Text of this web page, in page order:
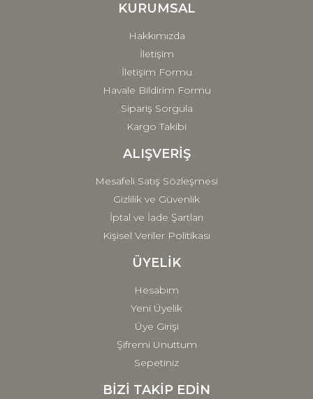
KURUMSAL
Hakkımızda
İletişim
İletişim Formu
Havale Bildirim Formu
Sipariş Sorgula
Kargo Takibi
ALIŞVERİŞ
Mesafeli Satış Sözleşmesi
Gizlilik ve Güvenlik
İptal ve İade Şartları
Kişisel Veriler Politikası
ÜYELİK
Hesabım
Yeni Üyelik
Üye Girişi
Şifremi Unuttum
Sepetiniz
BİZİ TAKİP EDİN